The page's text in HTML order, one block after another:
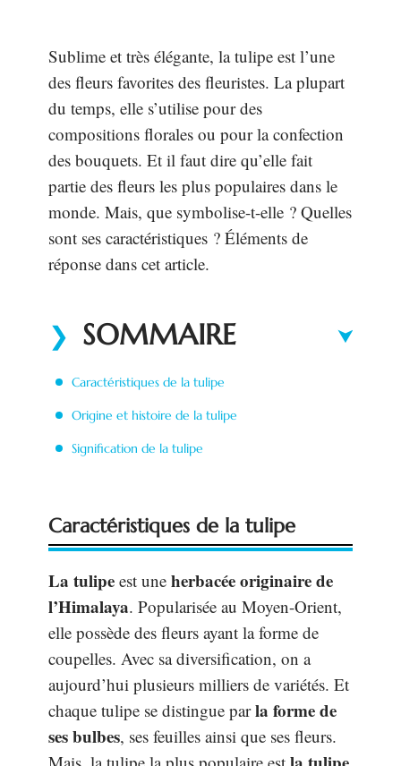
Sublime et très élégante, la tulipe est l’une
des fleurs favorites des fleuristes. La plupart
du temps, elle s’utilise pour des
compositions florales ou pour la confection
des bouquets. Et il faut dire qu’elle fait
partie des fleurs les plus populaires dans le
monde. Mais, que symbolise-t-elle ? Quelles
sont ses caractéristiques ? Éléments de
réponse dans cet article.
SOMMAIRE
Caractéristiques de la tulipe
Origine et histoire de la tulipe
Signification de la tulipe
Caractéristiques de la tulipe
La tulipe est une herbacée originaire de
l’Himalaya. Popularisée au Moyen-Orient,
elle possède des fleurs ayant la forme de
coupelles. Avec sa diversification, on a
aujourd’hui plusieurs milliers de variétés. Et
chaque tulipe se distingue parla forme de
ses bulbes, ses feuilles ainsi que ses fleurs.